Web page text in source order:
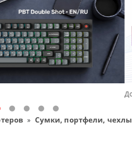
новые мониторы Oceanview.
» Сумки, портфели, чехлы